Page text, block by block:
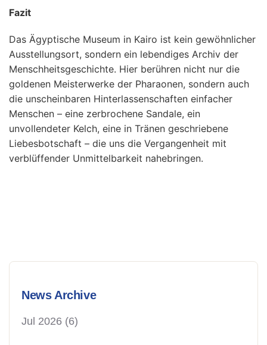
Fazit
Das Ägyptische Museum in Kairo ist kein gewöhnlicher
Ausstellungsort, sondern ein lebendiges Archiv der
Menschheitsgeschichte. Hier berühren nicht nur die
goldenen Meisterwerke der Pharaonen, sondern auch
die unscheinbaren Hinterlassenschaften einfacher
Menschen – eine zerbrochene Sandale, ein
unvollendeter Kelch, eine in Tränen geschriebene
Liebesbotschaft – die uns die Vergangenheit mit
verblüffender Unmittelbarkeit nahebringen.
News Archive
Jul 2026 (6)